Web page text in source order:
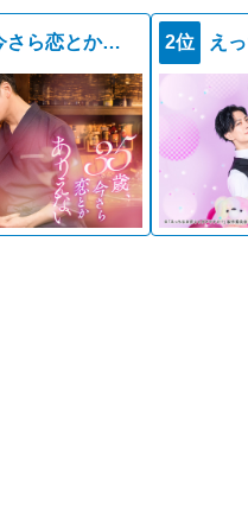
３５歳、今さら恋とかありえない 2位